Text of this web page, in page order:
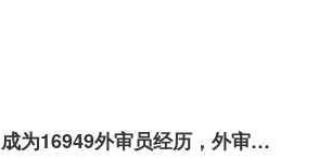
成为16949外审员经历，外审员